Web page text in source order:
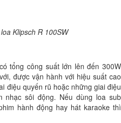
Klipsch R 100SW
tổng công suất lớn lên đến 300W
được vận hành với hiệu suất cao
điệu quyến rũ hoặc những giai điệu
nhạc sôi động. Nếu dùng loa sub
hành động hay hát karaoke thì